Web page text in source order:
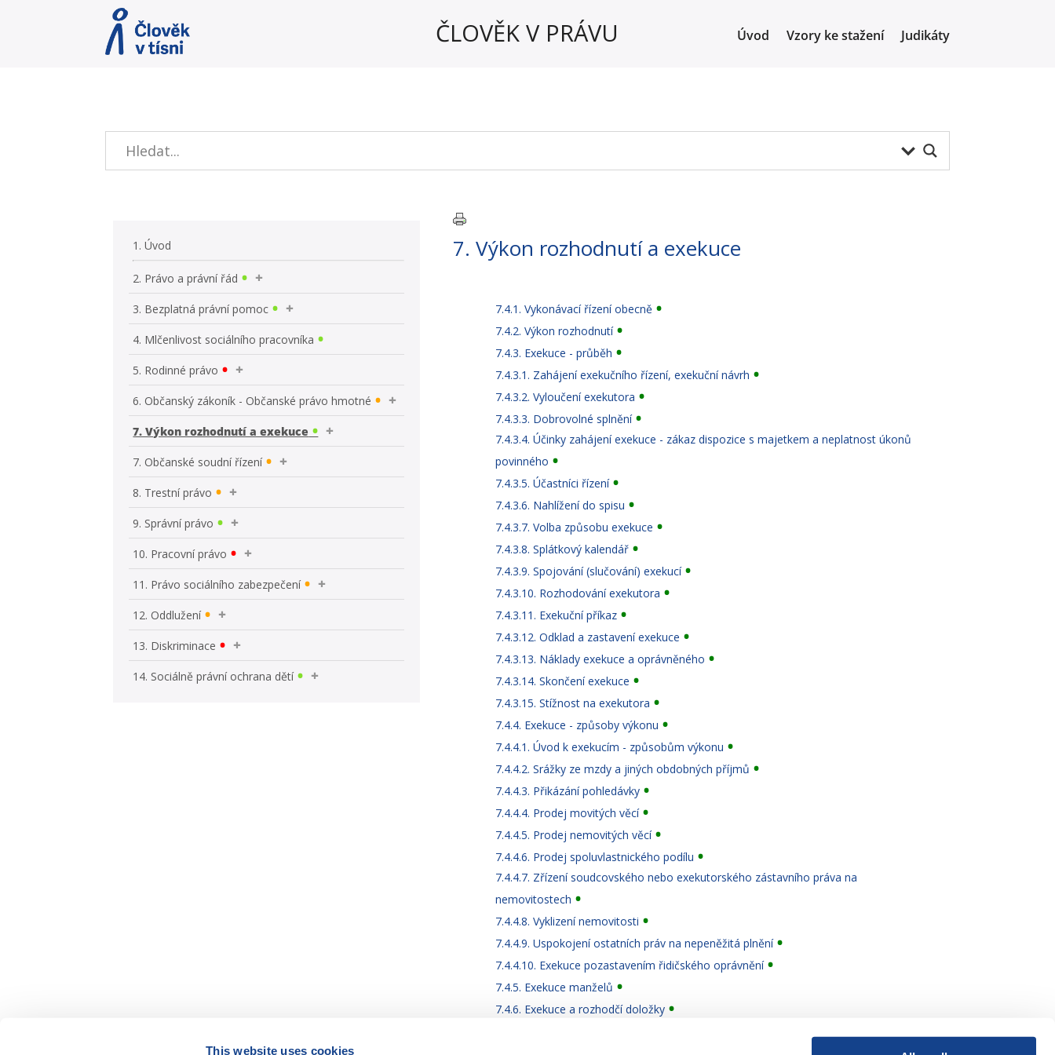
This website uses cookies
ČLOVĚK V PRÁVU Úvod Vzory ke stažení Judikáty
1. Úvod
2. Právo a právní řád
3. Bezplatná právní pomoc
4. Mlčenlivost sociálního pracovníka
5. Rodinné právo
6. Občanský zákoník - Občanské právo hmotné
7. Výkon rozhodnutí a exekuce
7. Občanské soudní řízení
8. Trestní právo
9. Správní právo
10. Pracovní právo
11. Právo sociálního zabezpečení
12. Oddlužení
13. Diskriminace
14. Sociálně právní ochrana dětí
7. Výkon rozhodnutí a exekuce
7.4.1. Vykonávací řízení obecně
7.4.2. Výkon rozhodnutí
7.4.3. Exekuce - průběh
7.4.3.1. Zahájení exekučního řízení, exekuční návrh
7.4.3.2. Vyloučení exekutora
7.4.3.3. Dobrovolné splnění
7.4.3.4. Účinky zahájení exekuce - zákaz dispozice s majetkem a neplatnost úkonů
povinného
7.4.3.5. Účastníci řízení
7.4.3.6. Nahlížení do spisu
7.4.3.7. Volba způsobu exekuce
7.4.3.8. Splátkový kalendář
7.4.3.9. Spojování (slučování) exekucí
7.4.3.10. Rozhodování exekutora
7.4.3.11. Exekuční příkaz
7.4.3.12. Odklad a zastavení exekuce
7.4.3.13. Náklady exekuce a oprávněného
7.4.3.14. Skončení exekuce
7.4.3.15. Stížnost na exekutora
7.4.4. Exekuce - způsoby výkonu
7.4.4.1. Úvod k exekucím - způsobům výkonu
7.4.4.2. Srážky ze mzdy a jiných obdobných příjmů
7.4.4.3. Přikázání pohledávky
7.4.4.4. Prodej movitých věcí
7.4.4.5. Prodej nemovitých věcí
7.4.4.6. Prodej spoluvlastnického podílu
7.4.4.7. Zřízení soudcovského nebo exekutorského zástavního práva na
nemovitostech
7.4.4.8. Vyklizení nemovitosti
7.4.4.9. Uspokojení ostatních práv na nepeněžitá plnění
7.4.4.10. Exekuce pozastavením řidičského oprávnění
7.4.5. Exekuce manželů
7.4.6. Exekuce a rozhodčí doložky